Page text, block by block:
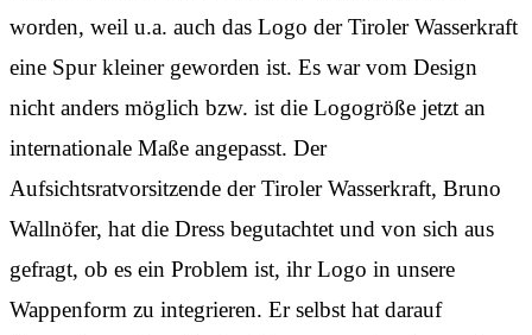
worden, weil u.a. auch das Logo der Tiroler Wasserkraft
eine Spur kleiner geworden ist. Es war vom Design
nicht anders möglich bzw. ist die Logogröße jetzt an
internationale Maße angepasst. Der
Aufsichtsratvorsitzende der Tiroler Wasserkraft, Bruno
Wallnöfer, hat die Dress begutachtet und von sich aus
gefragt, ob es ein Problem ist, ihr Logo in unsere
Wappenform zu integrieren. Er selbst hat darauf